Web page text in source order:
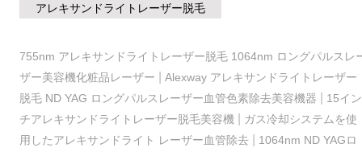
アレキサンドライトレーザー脱毛
755nm アレキサンドライトレーザー脱毛 1064nm ロングパルスレ
ザー美容機化粧品レーザー
Alexway アレキサンドライトレーザー
脱毛 ND YAG ロングパルスレーザー血管色素除去美容機器
15イン
チアレキサンドライトレーザー脱毛美容機
ガス冷却システムを使
用したアレキサンドライト レーザー血管除去| 1064nm ND YAGロ